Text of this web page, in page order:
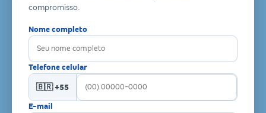
compromisso.
Nome completo
Telefone celular
🇧🇷 +55
E-mail